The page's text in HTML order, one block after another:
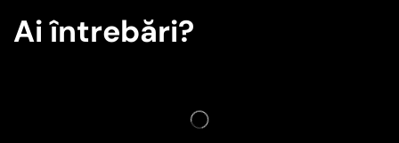
Ai întrebări?